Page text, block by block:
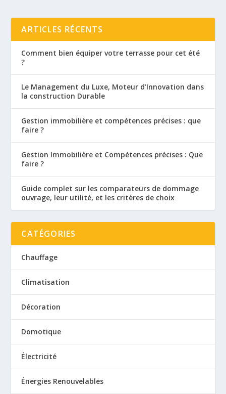
ARTICLES RÉCENTS
Comment bien équiper votre terrasse pour cet été
?
Le Management du Luxe, Moteur d’Innovation dans
la construction Durable
Gestion immobilière et compétences précises : que
faire ?
Gestion Immobilière et Compétences précises : Que
faire ?
Guide complet sur les comparateurs de dommage
ouvrage, leur utilité, et les critères de choix
CATÉGORIES
Chauffage
Climatisation
Décoration
Domotique
Électricité
Énergies Renouvelables